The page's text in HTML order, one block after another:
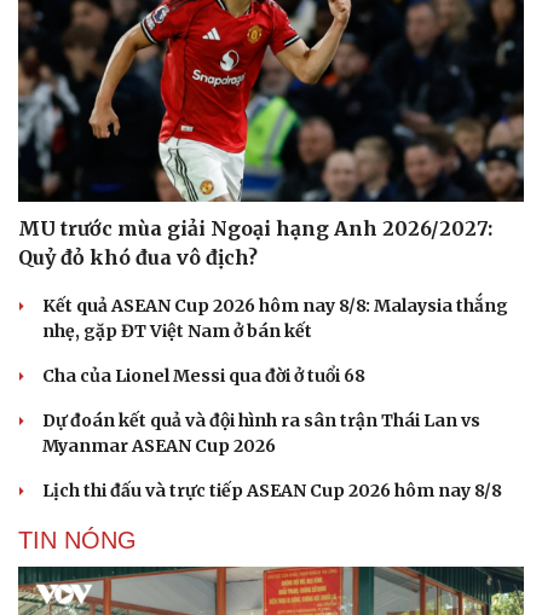
MU trước mùa giải Ngoại hạng Anh 2026/2027:
Quỷ đỏ khó đua vô địch?
Kết quả ASEAN Cup 2026 hôm nay 8/8: Malaysia thắng
nhẹ, gặp ĐT Việt Nam ở bán kết
Cha của Lionel Messi qua đời ở tuổi 68
Dự đoán kết quả và đội hình ra sân trận Thái Lan vs
Myanmar ASEAN Cup 2026
Lịch thi đấu và trực tiếp ASEAN Cup 2026 hôm nay 8/8
TIN NÓNG